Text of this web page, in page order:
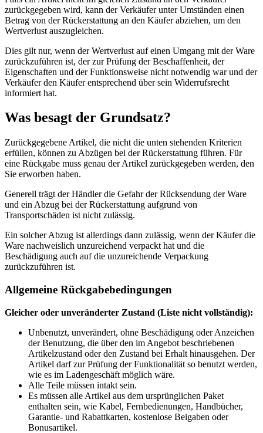
zurückgegeben wird, kann der Verkäufer unter Umständen einen
Betrag von der Rückerstattung an den Käufer abziehen, um den
Wertverlust auszugleichen.
Dies gilt nur, wenn der Wertverlust auf einen Umgang mit der Ware
zurückzuführen ist, der zur Prüfung der Beschaffenheit, der
Eigenschaften und der Funktionsweise nicht notwendig war und der
Verkäufer den Käufer entsprechend über sein Widerrufsrecht
informiert hat.
Was besagt der Grundsatz?
Zurückgegebene Artikel, die nicht die unten stehenden Kriterien
erfüllen, können zu Abzügen bei der Rückerstattung führen. Für
eine Rückgabe muss genau der Artikel zurückgegeben werden, den
Sie erworben haben.
Generell trägt der Händler die Gefahr der Rücksendung der Ware
und ein Abzug bei der Rückerstattung aufgrund von
Transportschäden ist nicht zulässig.
Ein solcher Abzug ist allerdings dann zulässig, wenn der Käufer die
Ware nachweislich unzureichend verpackt hat und die
Beschädigung auch auf die unzureichende Verpackung
zurückzuführen ist.
Allgemeine Rückgabebedingungen
Gleicher oder unveränderter Zustand (Liste nicht vollständig):
Unbenutzt, unverändert, ohne Beschädigung oder Anzeichen
der Benutzung, die über den im Angebot beschriebenen
Artikelzustand oder den Zustand bei Erhalt hinausgehen. Der
Artikel darf zur Prüfung der Funktionalität so benutzt werden,
wie es im Ladengeschäft möglich wäre.
Alle Teile müssen intakt sein.
Es müssen alle Artikel aus dem ursprünglichen Paket
enthalten sein, wie Kabel, Fernbedienungen, Handbücher,
Garantie- und Rabattkarten, kostenlose Beigaben oder
Bonusartikel.